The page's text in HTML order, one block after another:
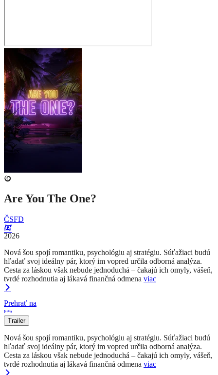
Are You The One?
ČSFD
2026
Nová šou spojí romantiku, psychológiu aj stratégiu. Súťažiaci budú
hľadať svoj ideálny pár, ktorý im vopred určila odborná analýza.
Cesta za láskou však nebude jednoduchá – čakajú ich omyly, vášeň,
tvrdé rozhodnutia aj lákavá finančná odmena viac
Prehrať na
Trailer
Nová šou spojí romantiku, psychológiu aj stratégiu. Súťažiaci budú
hľadať svoj ideálny pár, ktorý im vopred určila odborná analýza.
Cesta za láskou však nebude jednoduchá – čakajú ich omyly, vášeň,
tvrdé rozhodnutia aj lákavá finančná odmena viac